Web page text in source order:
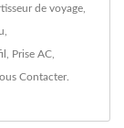
de voyage
Prise AC
Contacter.